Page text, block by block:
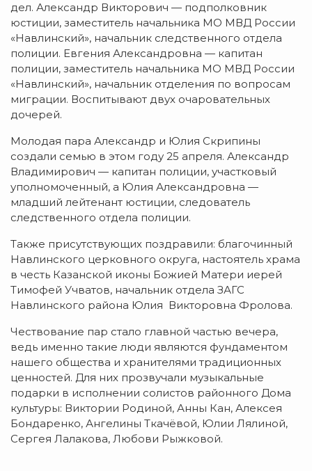
дел. Александр Викторович — подполковник
юстиции, заместитель начальника МО МВД России
«Навлинский», начальник следственного отдела
полиции. Евгения Александровна — капитан
полиции, заместитель начальника МО МВД России
«Навлинский», начальник отделения по вопросам
миграции. Воспитывают двух очаровательных
дочерей.
Молодая пара Александр и Юлия Скрипины
создали семью в этом году 25 апреля. Александр
Владимирович — капитан полиции, участковый
уполномоченный, а Юлия Александровна —
младший лейтенант юстиции, следователь
следственного отдела полиции.
Также присутствующих поздравили: благочинный
Навлинского церковного округа, настоятель храма
в честь Казанской иконы Божией Матери иерей
Тимофей Учватов, начальник отдела ЗАГС
Навлинского района Юлия Викторовна Фролова.
Чествование пар стало главной частью вечера,
ведь именно такие люди являются фундаментом
нашего общества и хранителями традиционных
ценностей. Для них прозвучали музыкальные
подарки в исполнении солистов районного Дома
культуры: Виктории Родиной, Анны Кан, Алексея
Бондаренко, Ангелины Ткачёвой, Юлии Лялиной,
Сергея Лалакова, Любови Рыжковой.